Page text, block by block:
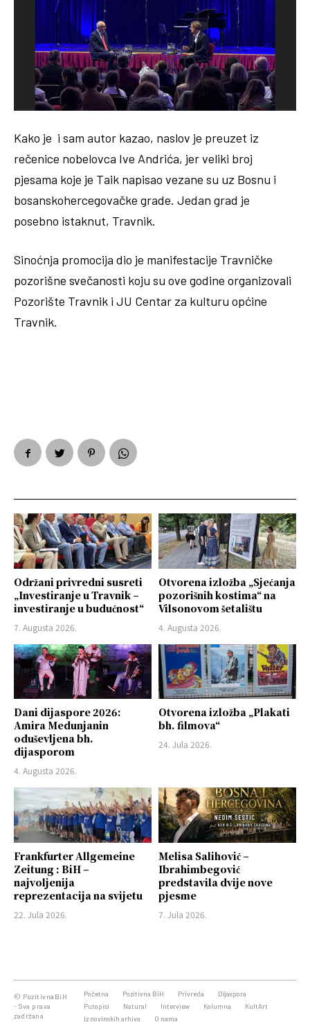
Kako je i sam autor kazao, naslov je preuzet iz
rečenice nobelovca Ive Andrića, jer veliki broj
pjesama koje je Taik napisao vezane su uz Bosnu i
bosanskohercegovačke grade. Jedan grad je
posebno istaknut, Travnik.
Sinoćnja promocija dio je manifestacije Travničke
pozorišne svečanosti koju su ove godine organizovali
Pozorište Travnik i JU Centar za kulturu općine
Travnik.
Održani privredni susreti
„Investiranje u Travnik –
investiranje u budućnost“
7. Augusta 2026.
Otvorena izložba „Sjećanja
pozorišnih kostima“ na
Vilsonovom šetalištu
4. Augusta 2026.
Dani dijaspore 2026:
Amira Medunjanin
oduševljena bh.
dijasporom
4. Augusta 2026.
Otvorena izložba „Plakati
bh. filmova“
24. Jula 2026.
Frankfurter Allgemeine
Zeitung : BiH –
najvoljenija
reprezentacija na svijetu
22. Jula 2026.
Melisa Salihović –
Ibrahimbegović
predstavila dvije nove
pjesme
7. Jula 2026.
© PozitivnaBiH
- Sva prava
zadržana
Početna Pozitivna BiH Privreda
Dijaspora
Putopisi
Natural Interview Kolumna
KultArt
Iz novinskih arhiva
O nama